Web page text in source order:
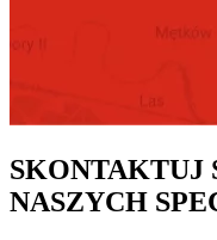
SKONTAKTUJ
NASZYCH